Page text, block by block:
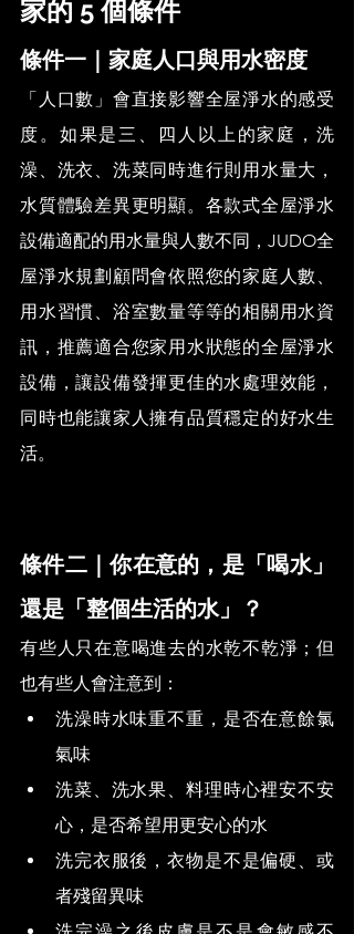
家的 5 個條件
條件一｜家庭人口與用水密度
「人口數」會直接影響全屋淨水的感受
度。如果是三、四人以上的家庭，洗
澡、洗衣、洗菜同時進行則用水量大，
水質體驗差異更明顯。各款式全屋淨水
設備適配的用水量與人數不同，JUDO全
屋淨水規劃顧問會依照您的家庭人數、
用水習慣、浴室數量等等的相關用水資
訊，推薦適合您家用水狀態的全屋淨水
設備，讓設備發揮更佳的水處理效能，
同時也能讓家人擁有品質穩定的好水生
活。
條件二｜你在意的，是「喝水」
還是「整個生活的水」？
有些人只在意喝進去的水乾不乾淨；但
也有些人會注意到：
洗澡時水味重不重，是否在意餘氯
氣味
洗菜、洗水果、料理時心裡安不安
心，是否希望用更安心的水
洗完衣服後，衣物是不是偏硬、或
者殘留異味